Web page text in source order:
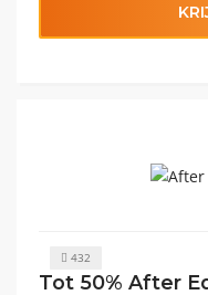
432
Tot 50% After